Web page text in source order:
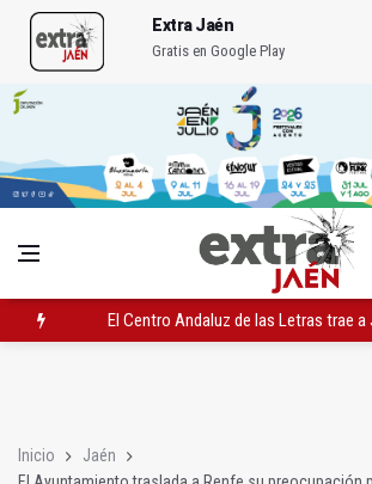
Extra Jaén
Gratis en Google Play
El Centro Andaluz de las Letras trae
Inicio
Jaén